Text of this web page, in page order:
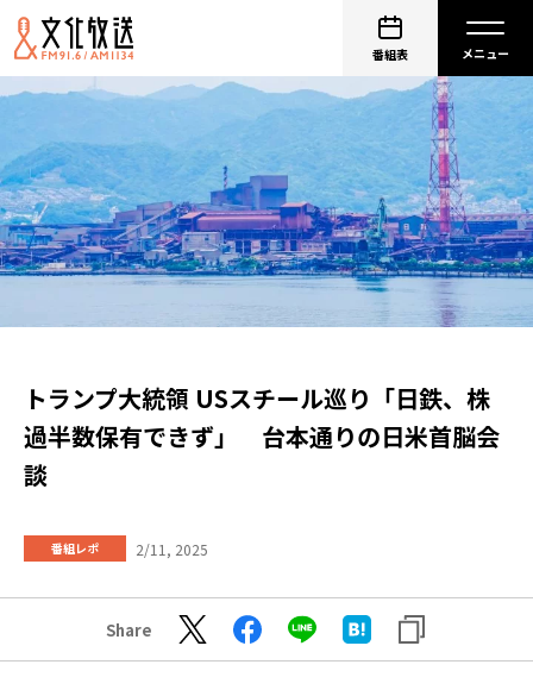
番組表
トランプ大統領 USスチール巡り「日鉄、株
過半数保有できず」 台本通りの日米首脳会
談
番組レポ 2/11, 2025
Share